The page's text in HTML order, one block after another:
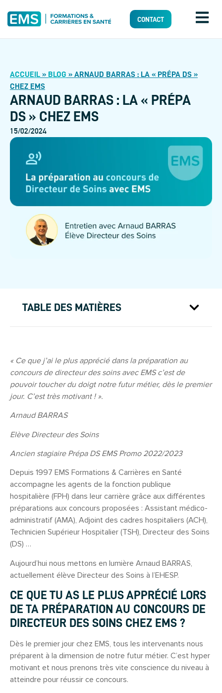
CONTACT
ACCUEIL » BLOG » ARNAUD BARRAS : LA « PRÉPA DS »
CHEZ EMS
ARNAUD BARRAS : LA « PRÉPA
DS » CHEZ EMS
15/02/2024
« Ce que j’ai le plus apprécié dans la préparation au
concours de directeur des soins avec EMS c’est de
pouvoir toucher du doigt notre futur métier, dès le premier
jour. C’est très motivant ! ».
Arnaud BARRAS
Elève Directeur des Soins
Ancien stagiaire Prépa DS EMS Promo 2022/2023
Depuis 1997 EMS Formations & Carrières en Santé
accompagne les agents de la fonction publique
hospitalière (FPH) dans leur carrière grâce aux différentes
préparations aux concours proposées : Assistant médico-
administratif (AMA), Adjoint des cadres hospitaliers (ACH),
Technicien Supérieur Hospitalier (TSH), Directeur des Soins
(DS) …
Aujourd’hui nous mettons en lumière Arnaud BARRAS,
actuellement élève Directeur des Soins à l’EHESP.
CE QUE TU AS LE PLUS APPRÉCIÉ LORS
DE TA PRÉPARATION AU CONCOURS DE
DIRECTEUR DES SOINS CHEZ EMS ?
Dès le premier jour chez EMS, tous les intervenants nous
préparent à la dimension de notre futur métier. C’est hyper
motivant et nous prenons très vite conscience du niveau à
atteindre pour réussir ce concours.
TABLE DES MATIÈRES